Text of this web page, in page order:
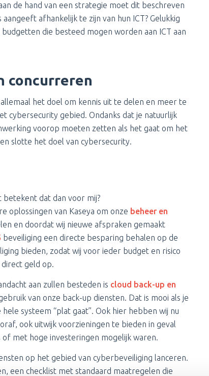
de hand van een strategie moet dit beschreven
afhankelijk te zijn van hun ICT? Gelukkig
die besteed mogen worden aan ICT aan
concurreren
het doel om kennis uit te delen en meer te
cybersecurity gebied. Ondanks dat je natuurlijk
voorop moeten zetten als het gaat om het
slotte het doel van cybersecurity.
dat dan voor mij?
oplossingen van Kaseya om onze beheer en
en doordat wij nieuwe afspraken gemaakt
beveiliging een directe besparing behalen op de
bieden, zodat wij voor ieder budget en risico
geld op.
aan zullen besteden is cloud back-up en
van onze back-up diensten. Dat is mooi als je
systeem “plat gaat”. Ook hier hebben wij nu
ook uitwijk voorzieningen te bieden in geval
met hoge investeringen mogelijk waren.
op het gebied van cyberbeveiliging lanceren.
een checklist met standaard maatregelen die